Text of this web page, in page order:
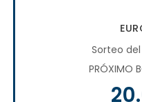
Sorteo
PRÓXIMO